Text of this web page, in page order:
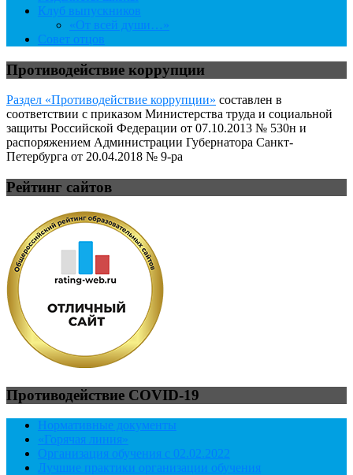
Клуб выпускников
«От всей души…»
Совет отцов
Противодействие коррупции
Раздел «Противодействие коррупции» составлен в
соответствии с приказом Министерства труда и социальной
защиты Российской Федерации от 07.10.2013 № 530н и
распоряжением Администрации Губернатора Санкт-
Петербурга от 20.04.2018 № 9-ра
Рейтинг сайтов
Противодействие COVID-19
Нормативные документы
«Горячая линия»
Организация обучения с 02.02.2022
Лучшие практики организации обучения